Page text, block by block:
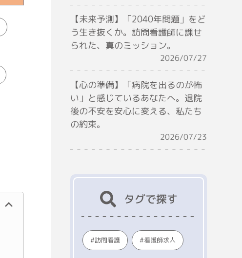
【未来予測】「2040年問題」をど
う生き抜くか。訪問看護師に課せ
られた、真のミッション。
2026/07/27
【心の準備】「病院を出るのが怖
い」と感じているあなたへ。退院
後の不安を安心に変える、私たち
の約束。
2026/07/23
タグで探す
訪問看護 看護師求人